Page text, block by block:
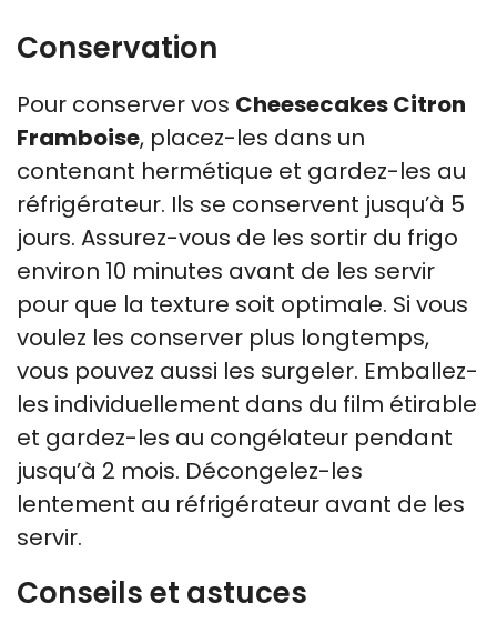
Conservation
Pour conserver vos Cheesecakes Citron
Framboise, placez-les dans un
contenant hermétique et gardez-les au
réfrigérateur. Ils se conservent jusqu’à 5
jours. Assurez-vous de les sortir du frigo
environ 10 minutes avant de les servir
pour que la texture soit optimale. Si vous
voulez les conserver plus longtemps,
vous pouvez aussi les surgeler. Emballez-
les individuellement dans du film étirable
et gardez-les au congélateur pendant
jusqu’à 2 mois. Décongelez-les
lentement au réfrigérateur avant de les
servir.
Conseils et astuces